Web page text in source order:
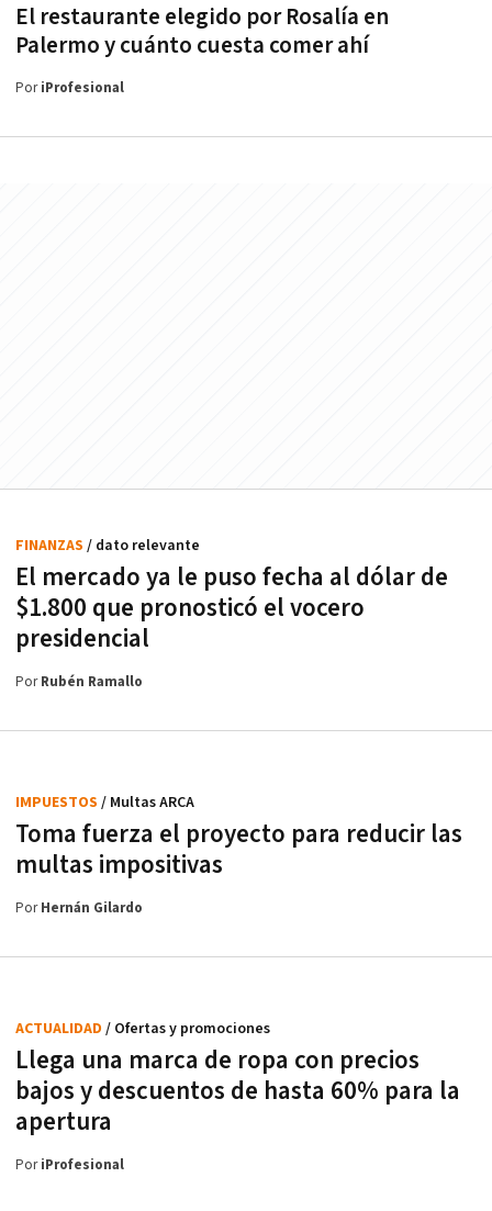
El restaurante elegido por Rosalía en
Palermo y cuánto cuesta comer ahí
PoriProfesional
El mercado ya le puso fecha al dólar de
$1.800 que pronosticó el vocero
presidencial
FINANZAS / dato relevante
PorRubén Ramallo
Toma fuerza el proyecto para reducir las
multas impositivas
IMPUESTOS / Multas ARCA
PorHernán Gilardo
Llega una marca de ropa con precios
bajos y descuentos de hasta 60% para la
apertura
ACTUALIDAD / Ofertas y promociones
PoriProfesional